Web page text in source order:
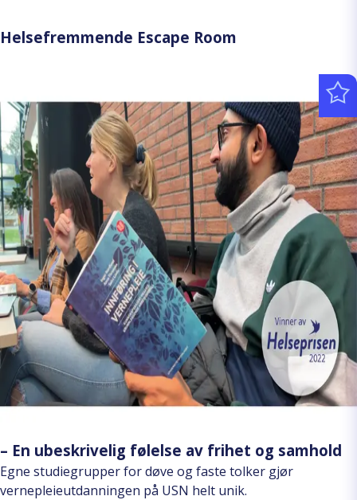
Helsefremmende Escape Room
– En ubeskrivelig følelse av frihet og samhold
Egne studiegrupper for døve og faste tolker gjør
vernepleieutdanningen på USN helt unik.